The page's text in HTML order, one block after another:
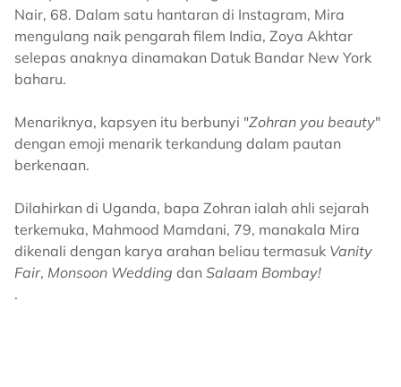
Nair, 68. Dalam satu hantaran di Instagram, Mira
mengulang naik pengarah filem India, Zoya Akhtar
selepas anaknya dinamakan Datuk Bandar New York
baharu.
Menariknya, kapsyen itu berbunyi "Zohran you beauty"
dengan emoji menarik terkandung dalam pautan
berkenaan.
Dilahirkan di Uganda, bapa Zohran ialah ahli sejarah
terkemuka, Mahmood Mamdani, 79, manakala Mira
dikenali dengan karya arahan beliau termasuk Vanity
Fair, Monsoon Wedding dan Salaam Bombay!
.